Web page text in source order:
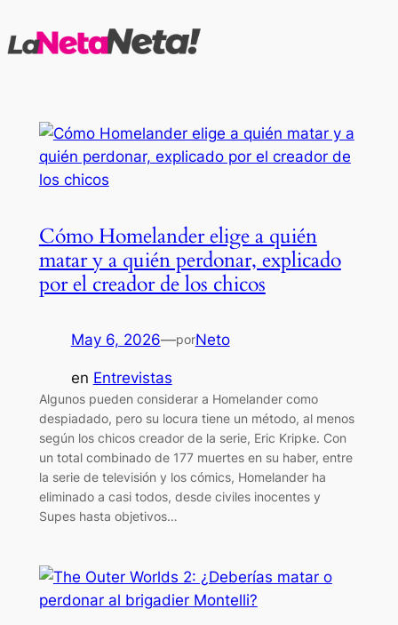
al
Cómo Homelander elige a quién
matar y a quién perdonar, explicado
por el creador de los chicos
May 6, 2026—porNeto
en Entrevistas
Algunos pueden considerar a Homelander como
despiadado, pero su locura tiene un método, al menos
según los chicos creador de la serie, Eric Kripke. Con
un total combinado de 177 muertes en su haber, entre
la serie de televisión y los cómics, Homelander ha
eliminado a casi todos, desde civiles inocentes y
Supes hasta objetivos…